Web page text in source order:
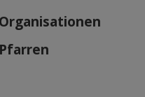
Organisationen
Pfarren